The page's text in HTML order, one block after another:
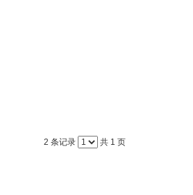
2 条记录 共 1 页